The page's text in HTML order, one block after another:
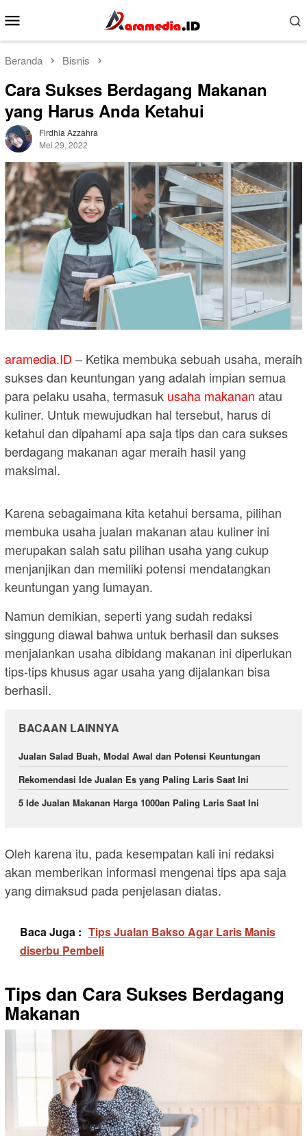
ke
kontenMobile
Beranda Bisnis
Cara Sukses Berdagang Makanan
yang Harus Anda Ketahui
Firdhia Azzahra
Mei 29, 2022
aramedia.ID – Ketika membuka sebuah usaha, meraih
sukses dan keuntungan yang adalah impian semua
para pelaku usaha, termasuk usaha makanan atau
kuliner. Untuk mewujudkan hal tersebut, harus di
ketahui dan dipahami apa saja tips dan cara sukses
berdagang makanan agar meraih hasil yang
maksimal.
Karena sebagaimana kita ketahui bersama, pilihan
membuka usaha jualan makanan atau kuliner ini
merupakan salah satu pilihan usaha yang cukup
menjanjikan dan memiliki potensi mendatangkan
keuntungan yang lumayan.
Namun demikian, seperti yang sudah redaksi
singgung diawal bahwa untuk berhasil dan sukses
menjalankan usaha dibidang makanan ini diperlukan
tips-tips khusus agar usaha yang dijalankan bisa
berhasil.
BACAAN LAINNYA
Jualan Salad Buah, Modal Awal dan Potensi Keuntungan
Rekomendasi Ide Jualan Es yang Paling Laris Saat Ini
5 Ide Jualan Makanan Harga 1000an Paling Laris Saat Ini
Oleh karena itu, pada kesempatan kali ini redaksi
akan memberikan informasi mengenai tips apa saja
yang dimaksud pada penjelasan diatas.
Baca Juga : Tips Jualan Bakso Agar Laris Manis
diserbu Pembeli
Tips dan Cara Sukses Berdagang
Makanan